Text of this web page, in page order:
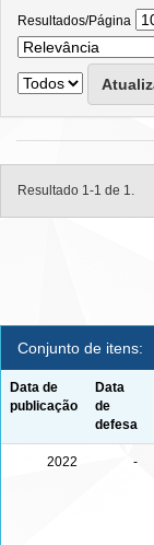
Resultados/Página
Resultado 1-1 de 1.
Conjunto de itens:
Data de
publicação
Data
de
defesa
2022 -